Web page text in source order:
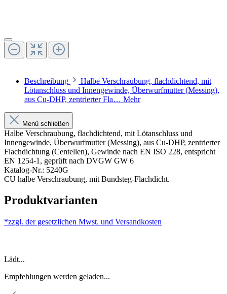
Beschreibung
Halbe Verschraubung, flachdichtend, mit
Lötanschluss und Innengewinde, Überwurfmutter (Messing),
aus Cu-DHP, zentrierter Fla… Mehr
Menü schließen
Halbe Verschraubung, flachdichtend, mit Lötanschluss und
Innengewinde, Überwurfmutter (Messing), aus Cu-DHP, zentrierter
Flachdichtung (Centellen), Gewinde nach EN ISO 228, entspricht
EN 1254-1, geprüft nach DVGW GW 6
Katalog-Nr.: 5240G
CU halbe Verschraubung, mit Bundsteg-Flachdicht.
Produktvarianten
*zzgl. der gesetzlichen Mwst. und Versandkosten
Lädt...
Empfehlungen werden geladen...